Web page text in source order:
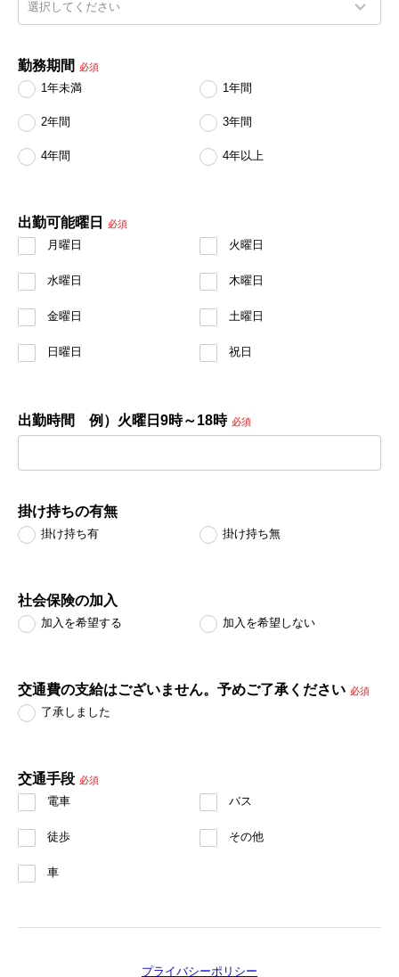
勤務期間 必須
1年未満 1年間
2年間 3年間
4年間 4年以上
出勤可能曜日 必須
月曜日 火曜日
水曜日 木曜日
金曜日 土曜日
日曜日 祝日
出勤時間 例）火曜日9時～18時 必須
掛け持ちの有無
掛け持ち有 掛け持ち無
社会保険の加入
加入を希望する 加入を希望しない
交通費の支給はございません。予めご了承ください 必須
了承しました
交通手段 必須
電車 バス
徒歩 その他
車
プライバシーポリシー